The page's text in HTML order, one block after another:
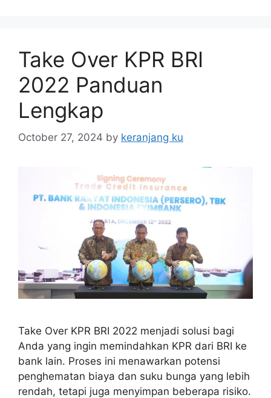
Take Over KPR BRI
2022 Panduan
Lengkap
October 27, 2024 by keranjang ku
Take Over KPR BRI 2022 menjadi solusi bagi
Anda yang ingin memindahkan KPR dari BRI ke
bank lain. Proses ini menawarkan potensi
penghematan biaya dan suku bunga yang lebih
rendah, tetapi juga menyimpan beberapa risiko.